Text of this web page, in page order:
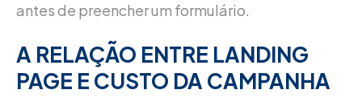
antes de preencher um formulário.
A RELAÇÃO ENTRE LANDING
PAGE E CUSTO DA CAMPANHA